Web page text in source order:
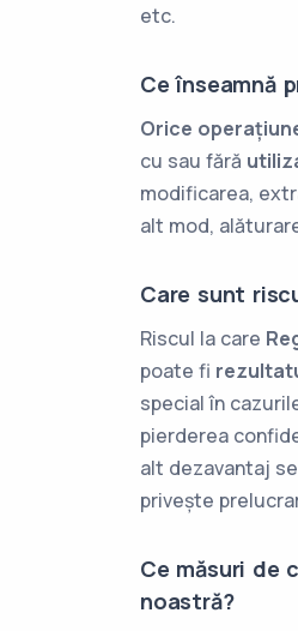
etc.
Ce înseamnă
Orice
cu sau fără
modificarea,
alt mod,
Care sunt
Riscul la care
poate fi
special în
pierderea
alt dezavantaj
privește
Ce măsuri de
noastră?